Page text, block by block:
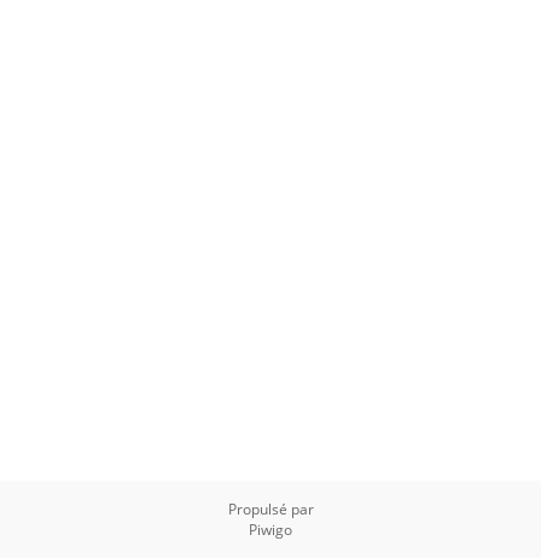
Propulsé par
Piwigo